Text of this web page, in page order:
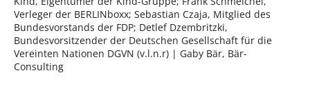
Verleger der BERLINboxx; Sebastian Czaja, Mitglied des
Bundesvorstands der FDP; Detlef Dzembritzki,
Bundesvorsitzender der Deutschen Gesellschaft für die
Vereinten Nationen DGVN (v.l.n.r) | Gaby Bär, Bär-
Consulting